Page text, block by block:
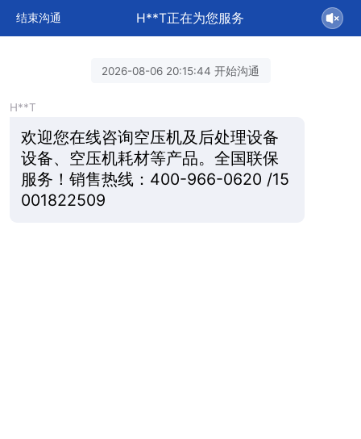
结束沟通 H**T正在为您服务
2026-08-06 20:15:44 开始沟通
H**T
欢迎您在线咨询空压机及后处理设备
设备、空压机耗材等产品。全国联保
服务！销售热线：400-966-0620 /15
001822509